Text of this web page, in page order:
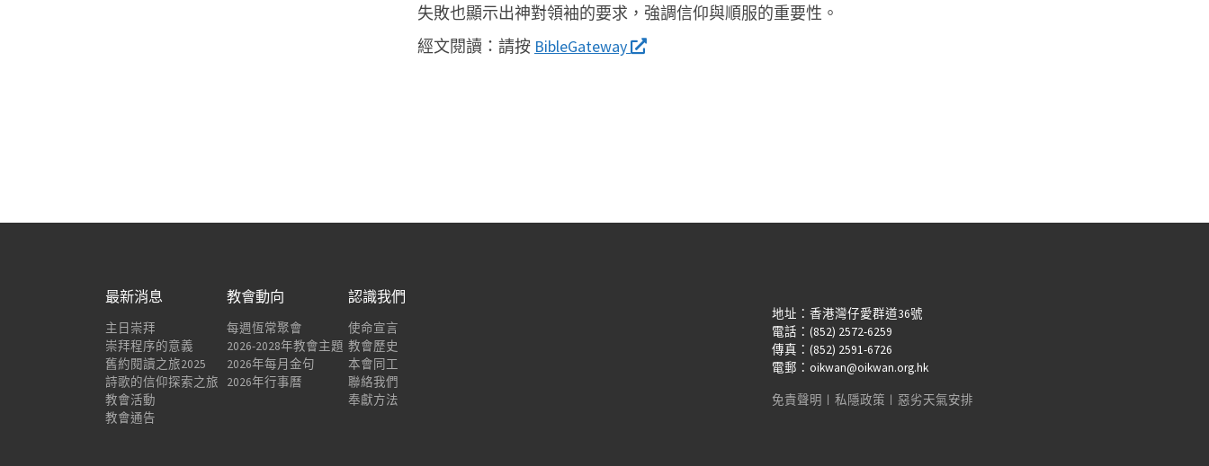
失敗也顯示出神對領袖的要求，強調信仰與順服的重要性。
經文閱讀： 請按 BibleGateway
最新消息
主日崇拜
崇拜程序的意義
舊約閱讀之旅2025
詩歌的信仰探索之旅
教會活動
教會通告
教會動向
每週恆常聚會
2026-2028年教會主題
2026年每月金句
2026年行事曆
認識我們
使命宣言
教會歷史
本會同工
聯絡我們
奉獻方法
地址：香港灣仔愛群道36號
電話：(852) 2572-6259
傳真：(852) 2591-6726
電郵：oikwan@oikwan.org.hk
免責聲明 私隱政策 惡劣天氣安排